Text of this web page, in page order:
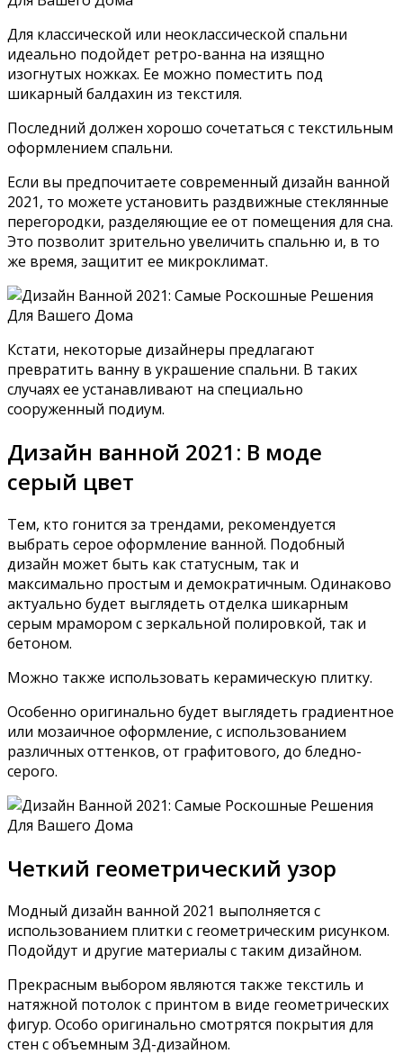
Для классической или неоклассической спальни
идеально подойдет ретро-ванна на изящно
изогнутых ножках. Ее можно поместить под
шикарный балдахин из текстиля.
Последний должен хорошо сочетаться с текстильным
оформлением спальни.
Если вы предпочитаете современный дизайн ванной
2021, то можете установить раздвижные стеклянные
перегородки, разделяющие ее от помещения для сна.
Это позволит зрительно увеличить спальню и, в то
же время, защитит ее микроклимат.
Кстати, некоторые дизайнеры предлагают
превратить ванну в украшение спальни. В таких
случаях ее устанавливают на специально
сооруженный подиум.
Дизайн ванной 2021: В моде
серый цвет
Тем, кто гонится за трендами, рекомендуется
выбрать серое оформление ванной. Подобный
дизайн может быть как статусным, так и
максимально простым и демократичным. Одинаково
актуально будет выглядеть отделка шикарным
серым мрамором с зеркальной полировкой, так и
бетоном.
Можно также использовать керамическую плитку.
Особенно оригинально будет выглядеть градиентное
или мозаичное оформление, с использованием
различных оттенков, от графитового, до бледно-
серого.
Четкий геометрический узор
Модный дизайн ванной 2021 выполняется с
использованием плитки с геометрическим рисунком.
Подойдут и другие материалы с таким дизайном.
Прекрасным выбором являются также текстиль и
натяжной потолок с принтом в виде геометрических
фигур. Особо оригинально смотрятся покрытия для
стен с объемным 3Д-дизайном.